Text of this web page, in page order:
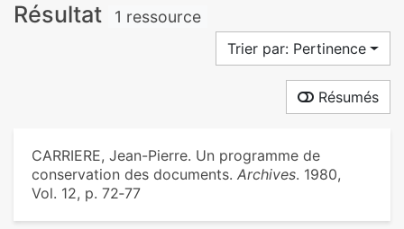
Résultat 1 ressource
Trier par: Pertinence
Résumés
CARRIERE, Jean-Pierre. Un programme de
conservation des documents. Archives. 1980,
Vol. 12, p. 72‑77